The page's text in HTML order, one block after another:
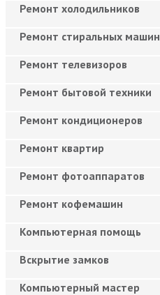
Ремонт холодильников
Ремонт стиральных машин
Ремонт телевизоров
Ремонт бытовой техники
Ремонт кондиционеров
Ремонт квартир
Ремонт фотоаппаратов
Ремонт кофемашин
Компьютерная помощь
Вскрытие замков
Компьютерный мастер